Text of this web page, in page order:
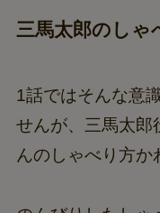
三馬太郎のしゃ
1話ではそんな意
せんが、三馬太郎
んのしゃべり方か